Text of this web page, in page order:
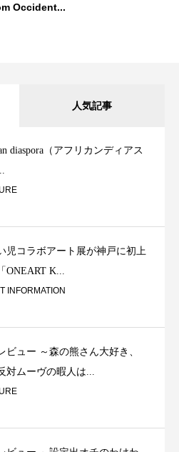
Occident...
人気記事
diaspora（アフリカンディアス
児コラボアート展が神戸に初上
ONEART K...
INFORMATION
ビュー ～森の熊さん大好き、
対ムーヴの暇人は...